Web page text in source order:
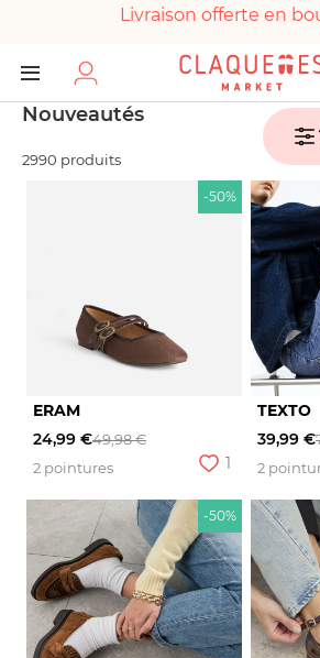
Livraison offerte en
Paiement 100%
Chaussures garanties en
Nouveautés
2990 produits
-50%
ERAM
24,99 €49,98 €
2 pointures
1
TEXTO
39,99 €
2
-50%